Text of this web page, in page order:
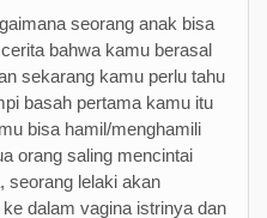
seorang anak bisa
bahwa kamu berasal
sekarang kamu perlu tahu
basah pertama kamu itu
bisa hamil/menghamili
orang saling mencintai
seorang lelaki akan
dalam vagina istrinya dan